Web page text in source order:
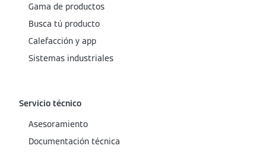
Gama de productos
Busca tú producto
Calefacción y app
Sistemas industriales
Servicio técnico
Asesoramiento
Documentación técnica